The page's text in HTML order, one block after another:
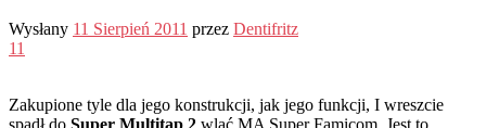
Wysłany 11 Sierpień 2011 przez Dentifritz
11
Zakupione tyle dla jego konstrukcji, jak jego funkcji, I wreszcie
spadł do Super Multitap 2 wlać MA Super Famicom. Jest to